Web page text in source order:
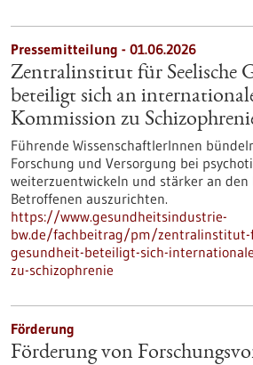
Pressemitteilung - 01.06.2026
Zentralinstitut für Seelische
beteiligt sich an
Kommission zu
Führende WissenschaftlerInnen
Forschung und Versorgung bei
weiterzuentwickeln und stärker an den
Betroffenen auszurichten.
https://www.gesundheitsindustrie-
bw.de/fachbeitrag/pm/zentralinstitut-
gesundheit-beteiligt-sich-
zu-schizophrenie
Förderung
Förderung von